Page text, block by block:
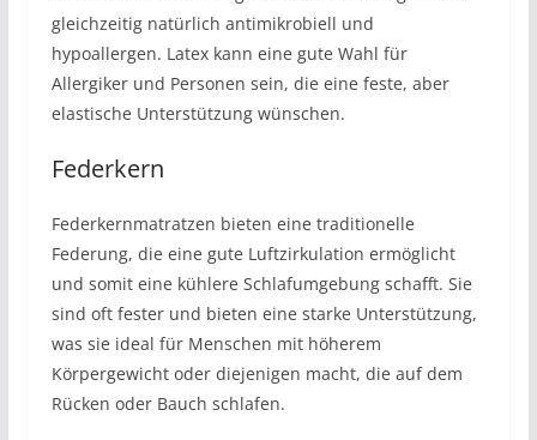
gleichzeitig natürlich antimikrobiell und
hypoallergen. Latex kann eine gute Wahl für
Allergiker und Personen sein, die eine feste, aber
elastische Unterstützung wünschen.
Federkern
Federkernmatratzen bieten eine traditionelle
Federung, die eine gute Luftzirkulation ermöglicht
und somit eine kühlere Schlafumgebung schafft. Sie
sind oft fester und bieten eine starke Unterstützung,
was sie ideal für Menschen mit höherem
Körpergewicht oder diejenigen macht, die auf dem
Rücken oder Bauch schlafen.